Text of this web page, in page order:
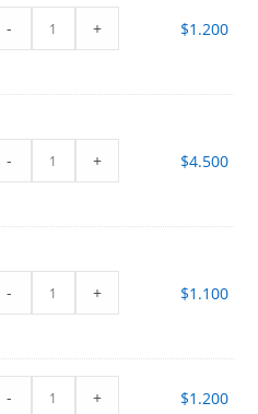
- + $1.200
- + $4.500
- + $1.100
- + $1.200